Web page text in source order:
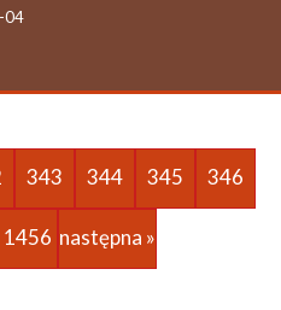
04
343 344 345 346
1456 następna »